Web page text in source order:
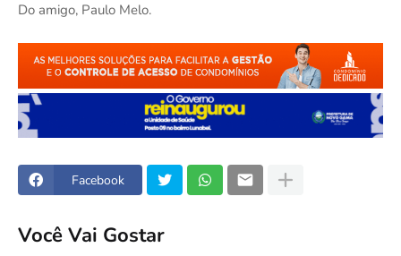
Do amigo, Paulo Melo.
Facebook
Você Vai Gostar